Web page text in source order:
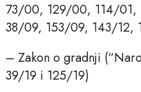
73/00, 129/00, 114/
38/09, 153/09, 143/12,
– Zakon o gradnji
39/19 i 125/19)